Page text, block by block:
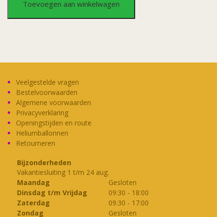
TV
stick
406
aantal
Toevoegen aan winkelwagen
Veelgestelde vragen
Bestelvoorwaarden
Algemene voorwaarden
Privacyverklaring
Openingstijden en route
Heliumballonnen
Retourneren
Bijzonderheden
Vakantiesluiting 1 t/m 24 aug.
Maandag
Gesloten
Dinsdag t/m Vrijdag
09:30 - 18:00
Zaterdag
09:30 - 17:00
Zondag
Gesloten